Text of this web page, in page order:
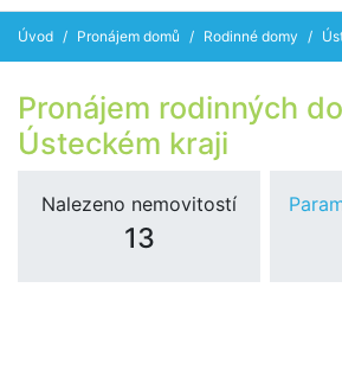
Úvod Pronájem domů Rodinné domy
Pronájem rodinných
Ústeckém kraji
Nalezeno nemovitostí
13